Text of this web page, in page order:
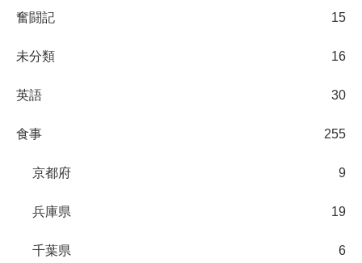
奮闘記 15
未分類 16
英語 30
食事 255
京都府 9
兵庫県 19
千葉県 6